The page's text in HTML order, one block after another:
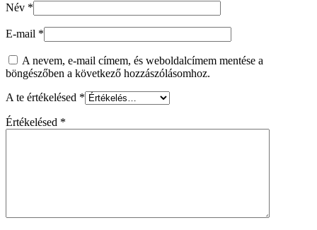
Név *
E-mail *
A nevem, e-mail címem, és weboldalcímem mentése a
böngészőben a következő hozzászólásomhoz.
A te értékelésed *
Értékelésed *